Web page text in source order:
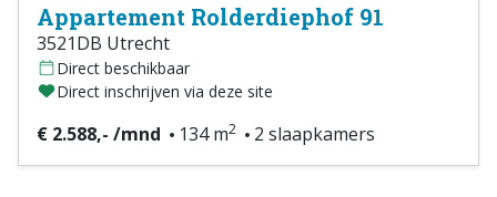
Appartement Rolderdiephof 91
3521DB Utrecht
Direct beschikbaar
Direct inschrijven via deze site
€ 2.588,- /mnd 134 m2 2 slaapkamers